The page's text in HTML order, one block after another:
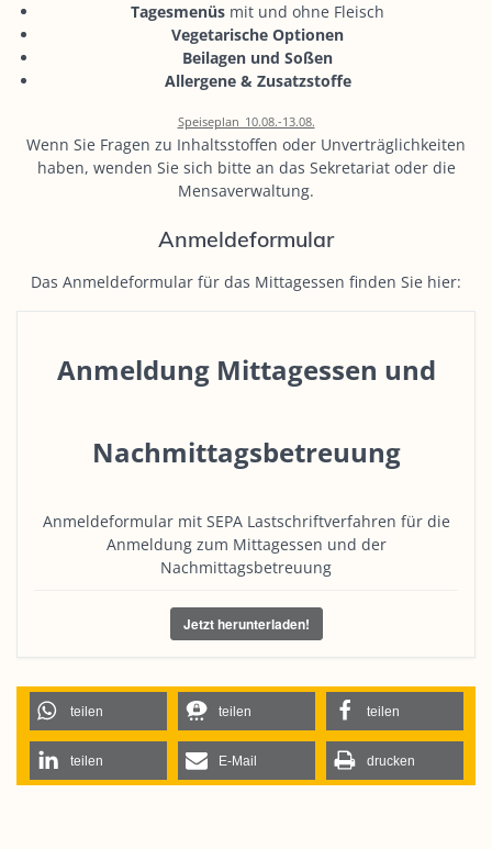
Tagesmenüs mit und ohne Fleisch
Vegetarische Optionen
Beilagen und Soßen
Allergene & Zusatzstoffe
Speiseplan_10.08.-13.08.
Wenn Sie Fragen zu Inhaltsstoffen oder Unverträglichkeiten
haben, wenden Sie sich bitte an das Sekretariat oder die
Mensaverwaltung.
Anmeldeformular
Das Anmeldeformular für das Mittagessen finden Sie hier:
Anmeldung Mittagessen und
Nachmittagsbetreuung
Anmeldeformular mit SEPA Lastschriftverfahren für die
Anmeldung zum Mittagessen und der
Nachmittagsbetreuung
Jetzt herunterladen!
teilen teilen teilen
teilen E-Mail drucken